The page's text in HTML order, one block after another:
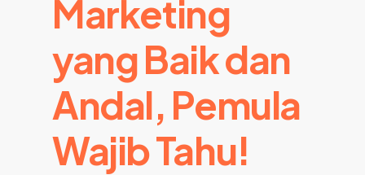
Marketing
yang Baik dan
Andal, Pemula
Wajib Tahu!